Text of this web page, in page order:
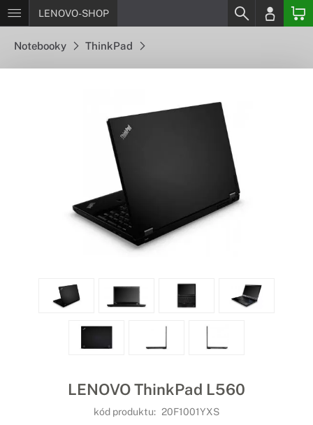
LENOVO-SHOP
Notebooky ThinkPad
LENOVO ThinkPad L560
kód produktu: 20F1001YXS